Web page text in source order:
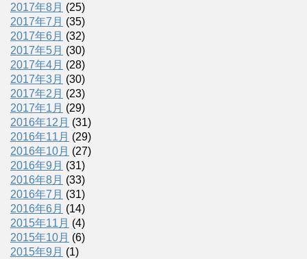
2017年8月 (25)
2017年7月 (35)
2017年6月 (32)
2017年5月 (30)
2017年4月 (28)
2017年3月 (30)
2017年2月 (23)
2017年1月 (29)
2016年12月 (31)
2016年11月 (29)
2016年10月 (27)
2016年9月 (31)
2016年8月 (33)
2016年7月 (31)
2016年6月 (14)
2015年11月 (4)
2015年10月 (6)
2015年9月 (1)